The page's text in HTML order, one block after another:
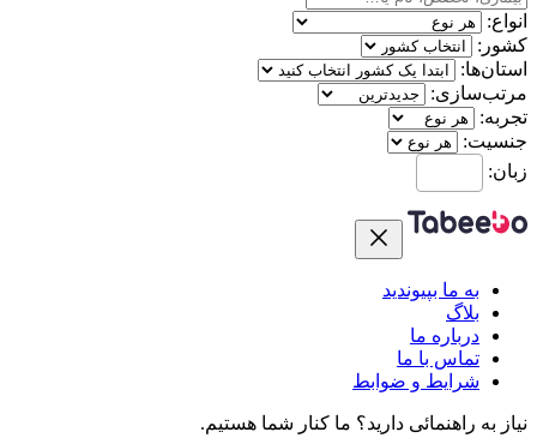
انواع:
کشور:
استان‌ها:
مرتب‌سازی:
تجربه:
جنسیت:
زبان:
به ما بپیوندید
بلاگ
درباره ما
تماس با ما
شرایط و ضوابط
نیاز به راهنمائی دارید؟ ما کنار شما هستیم.